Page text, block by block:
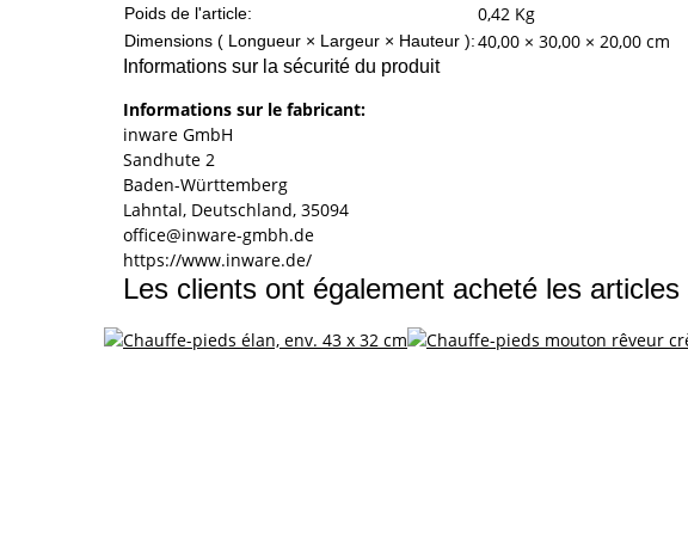
Poids de l'article: 0,42 Kg
Dimensions ( Longueur × Largeur × Hauteur ):40,00 × 30,00 × 20,00 cm
Informations sur la sécurité du produit
Informations sur le fabricant:
inware GmbH
Sandhute 2
Baden-Württemberg
Lahntal, Deutschland, 35094
office@inware-gmbh.de
https://www.inware.de/
Les clients ont également acheté les articles